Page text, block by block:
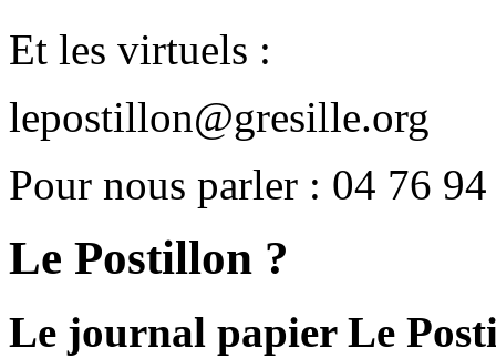
Et les virtuels :
lepostillon@gresille.org
Pour nous parler : 04 76
Le Postillon ?
Le journal papier Le